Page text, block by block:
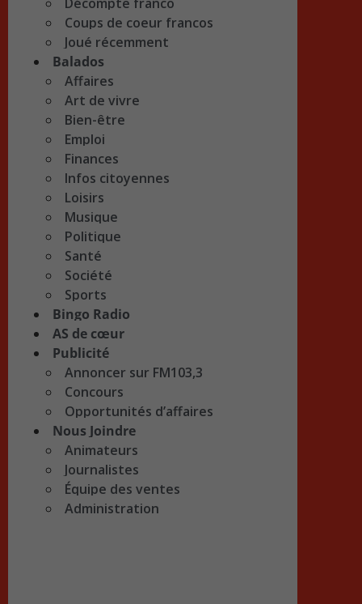
Coups de coeur francos
Joué récemment
Balados
Affaires
Art de vivre
Bien-être
Emploi
Finances
Infos citoyennes
Loisirs
Musique
Politique
Santé
Société
Sports
Bingo Radio
AS de cœur
Publicité
Annoncer sur FM103,3
Concours
Opportunités d’affaires
Nous Joindre
Animateurs
Journalistes
Équipe des ventes
Administration